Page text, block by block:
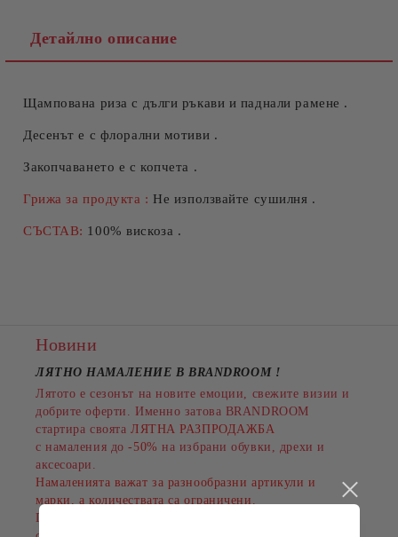
Детайлно описание
Щампована риза с дълги ръкави и паднали рамене .
Десенът е с флорални мотиви .
Закопчаването е с копчета .
Грижа за продукта : Не използвайте сушилня .
СЪСТАВ: 100% вискоза .
Новини
ЛЯТНО НАМАЛЕНИЕ В BRANDROOM !
Лятото е сезонът на новите емоции, свежите визии и
добрите оферти. Именно затова BRANDROOM
стартира своята ЛЯТНА РАЗПРОДАЖБА
с намаления до -50% на избрани обувки, дрехи и
аксесоари.
Намаленията важат за разнообразни артикули и
марки, а количествата са ограничени.
Пазарувайте сега и подарете на лятото си повече